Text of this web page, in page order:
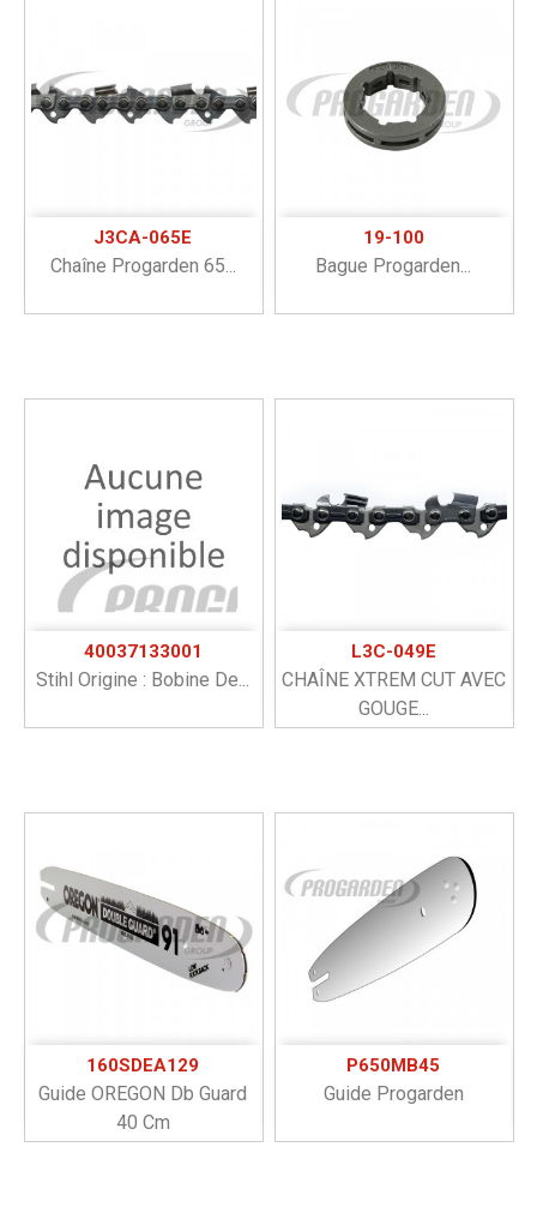
J3CA-065E
Chaîne Progarden 65...
19-100
Bague Progarden...
40037133001
Stihl Origine : Bobine De...
L3C-049E
CHAÎNE XTREM CUT AVEC
GOUGE...
160SDEA129
Guide OREGON Db Guard
40 Cm
P650MB45
Guide Progarden